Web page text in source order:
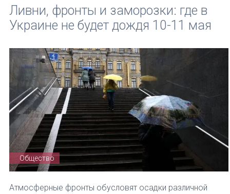
Ливни, фронты и заморозки: где в
Украине не будет дождя 10-11 мая
Общество
Атмосферные фронты обусловят осадки различной